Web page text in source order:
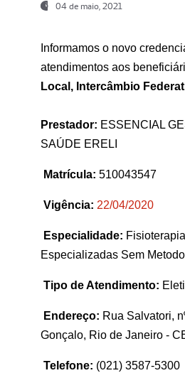
04 de maio, 2021
Informamos o novo
atendimentos aos
Local, Intercâmbio
Prestador: ESSENCIAL
SAÚDE ERELI
Matrícula: 510043547
Vigência: 22/04/2020
Especialidade:
Especializadas Sem
Tipo de Atendimento:
Endereço: Rua Salvatori,
Gonçalo, Rio de Janeiro -
Telefone: (021) 3587-5300